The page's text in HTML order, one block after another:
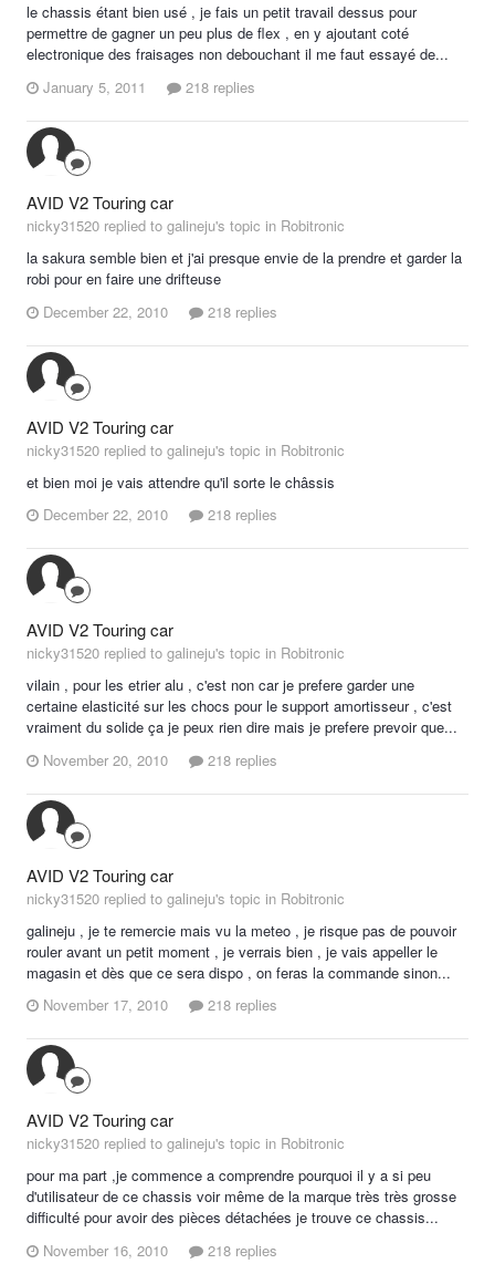
le chassis étant bien usé , je fais un petit travail dessus pour
permettre de gagner un peu plus de flex , en y ajoutant coté
electronique des fraisages non debouchant il me faut essayé de...
January 5, 2011
218 replies
AVID V2 Touring car
nicky31520 replied to galineju's topic in Robitronic
la sakura semble bien et j'ai presque envie de la prendre et garder la
robi pour en faire une drifteuse
December 22, 2010
218 replies
AVID V2 Touring car
nicky31520 replied to galineju's topic in Robitronic
et bien moi je vais attendre qu'il sorte le châssis
December 22, 2010
218 replies
AVID V2 Touring car
nicky31520 replied to galineju's topic in Robitronic
vilain , pour les etrier alu , c'est non car je prefere garder une
certaine elasticité sur les chocs pour le support amortisseur , c'est
vraiment du solide ça je peux rien dire mais je prefere prevoir que...
November 20, 2010
218 replies
AVID V2 Touring car
nicky31520 replied to galineju's topic in Robitronic
galineju , je te remercie mais vu la meteo , je risque pas de pouvoir
rouler avant un petit moment , je verrais bien , je vais appeller le
magasin et dès que ce sera dispo , on feras la commande sinon...
November 17, 2010
218 replies
AVID V2 Touring car
nicky31520 replied to galineju's topic in Robitronic
pour ma part ,je commence a comprendre pourquoi il y a si peu
d'utilisateur de ce chassis voir même de la marque très très grosse
difficulté pour avoir des pièces détachées je trouve ce chassis...
November 16, 2010
218 replies